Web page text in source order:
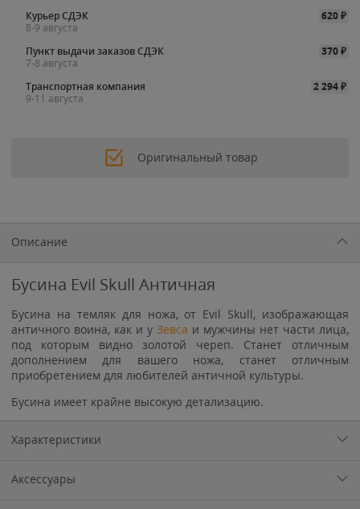
Курьер СДЭК
620₽
8-9 августа
Пункт выдачи заказов СДЭК
370₽
7-8 августа
Транспортная компания
2 294₽
9-11 августа
Оригинальный товар
Описание
Бусина Evil Skull Античная
Бусина на темляк для ножа, от Evil Skull, изображающая
античного воина, как и у Зевса и мужчины нет части лица,
под которым видно золотой череп. Станет отличным
дополнением для вашего ножа, станет отличным
приобретением для любителей античной культуры.
Бусина имеет крайне высокую детализацию.
Характеристики
Аксессуары